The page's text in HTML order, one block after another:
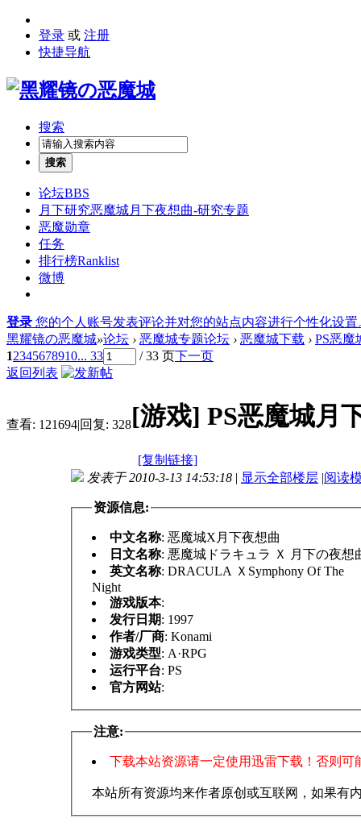
登录 或 注册
快捷导航
搜索
搜索
论坛BBS
月下研究恶魔城月下夜想曲-研究专题
恶魔勋章
任务
排行榜Ranklist
微博
登录 您的个人账号发表评论并对您的站点内容进行个性化设置
黑耀镜の恶魔城»论坛 › 恶魔城专题论坛 › 恶魔城下载 › PS恶魔
12345678910... 33 / 33 页下一页
返回列表
查看: 121694|回复: 328[游戏] PS恶魔城月
[复制链接]
发表于 2010-3-13 14:53:18 | 显示全部楼层 |阅读
资源信息:
中文名称: 恶魔城X月下夜想曲
日文名称: 悪魔城ドラキュラ Ｘ 月下の夜想
英文名称: DRACULA ＸSymphony Of The
Night
游戏版本:
发行日期: 1997
作者/厂商: Konami
游戏类型: A·RPG
运行平台: PS
官方网站:
注意:
下载本站资源请一定使用迅雷下载！否则可
本站所有资源均来作者原创或互联网，如果有